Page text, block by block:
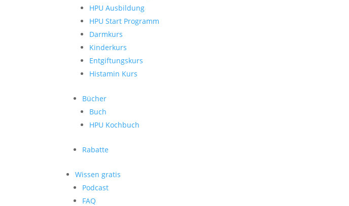
HPU Ausbildung
HPU Start Programm
Darmkurs
Kinderkurs
Entgiftungskurs
Histamin Kurs
Bücher
Buch
HPU Kochbuch
Rabatte
Wissen gratis
Podcast
FAQ